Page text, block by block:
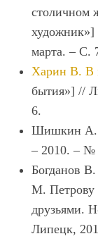
столичном
художник»]
марта. – С.
Харин В. В
бытия»] //
6.
Шишкин А.
– 2010. – №
Богданов
М. Петрову
друзьями.
Липецк,